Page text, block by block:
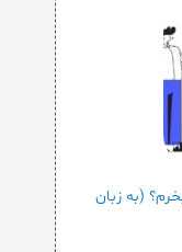
(به زبان